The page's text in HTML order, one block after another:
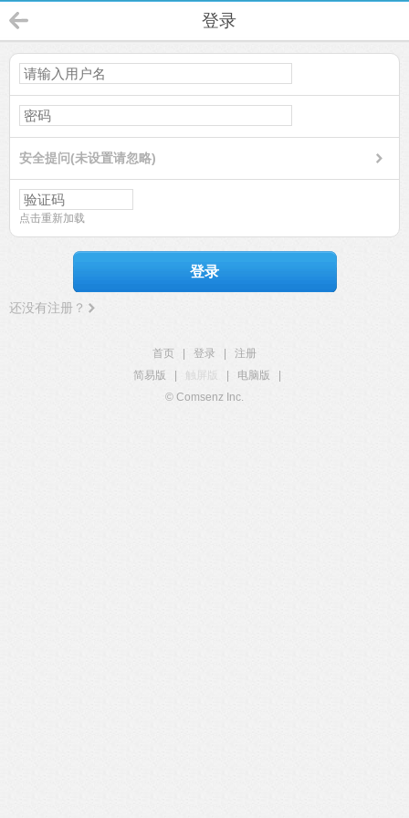
登录
安全提问(未设置请忽略)
点击重新加载
登录
还没有注册？
首页 登录
注册
简易版
触屏版 电脑版
© Comsenz Inc.